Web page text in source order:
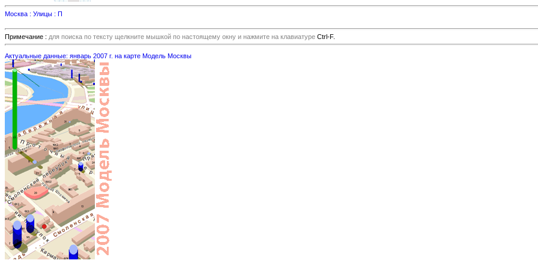
Москва : Улицы : П
Примечание : для поиска по тексту щелкните мышкой по настоящему окну и нажмите на клавиатуре Ctrl-F.
Актуальные данные: январь 2007 г. на карте Модель Москвы